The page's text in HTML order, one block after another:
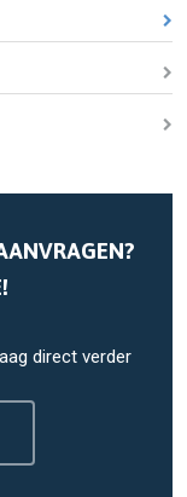
direct verder